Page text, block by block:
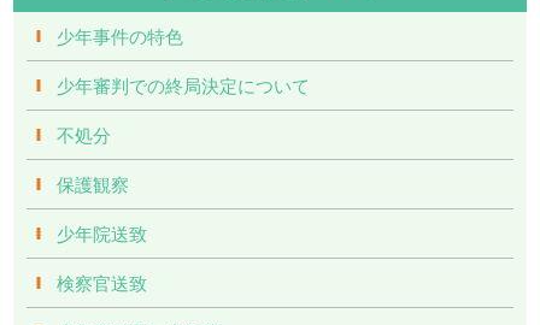
少年事件の特色
少年審判での終局決定について
不処分
保護観察
少年院送致
検察官送致